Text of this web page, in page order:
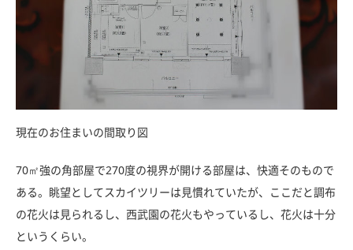
現在のお住まいの間取り図
70㎡強の角部屋で270度の視界が開ける部屋は、快適そのもので
ある。眺望としてスカイツリーは見慣れていたが、ここだと調布
の花火は見られるし、西武園の花火もやっているし、花火は十分
というくらい。